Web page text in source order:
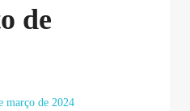
de
março de 2024